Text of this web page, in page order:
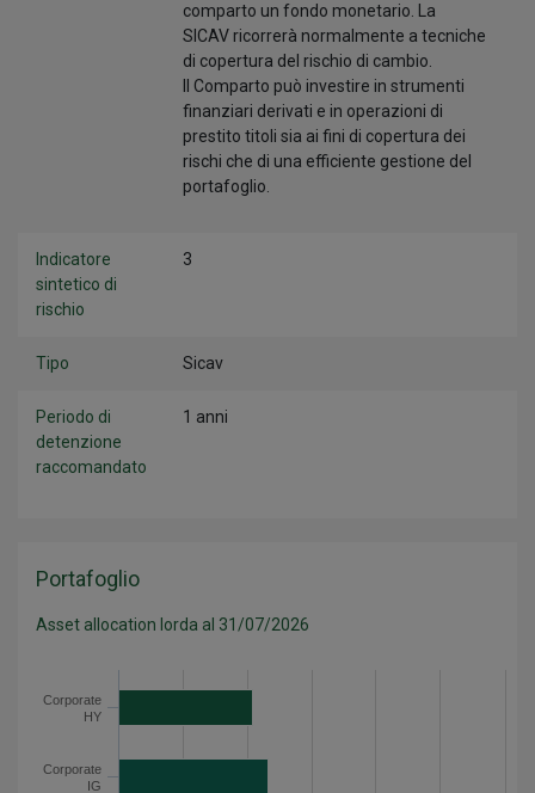
comparto un fondo monetario. La
SICAV ricorrerà normalmente a tecniche
di copertura del rischio di cambio.
Il Comparto può investire in strumenti
finanziari derivati e in operazioni di
prestito titoli sia ai fini di copertura dei
rischi che di una efficiente gestione del
portafoglio.
Indicatore
sintetico di
rischio
3
Tipo Sicav
Periodo di
detenzione
raccomandato
1 anni
Portafoglio
Asset allocation lorda al 31/07/2026
Corporate HY
Governativo Emergenti
Corporate
HY
Corporate
IG